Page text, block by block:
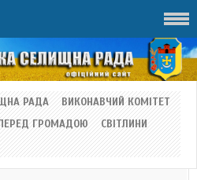
РАДА
ВИКОНАВЧИЙ КОМІТЕТ
ГРОМАДОЮ
СВІТЛИНИ